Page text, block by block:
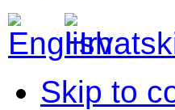
Skip to